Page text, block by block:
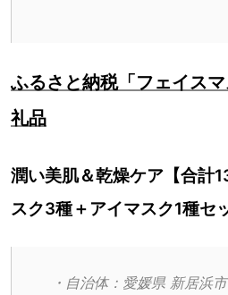
ふるさと納税「フェイス
礼品
潤い美肌＆乾燥ケア【合計
スク3種＋アイマスク1種セ
・自治体：愛媛県 新居浜市